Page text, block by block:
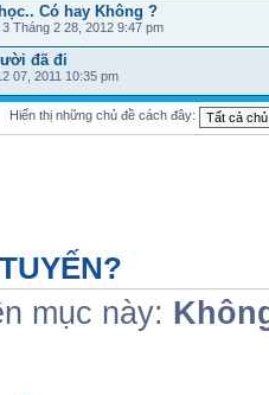
Có hay Không ?
Tháng 2 28, 2012 9:47 pm
đã đi
07, 2011 10:35 pm
Hiển thị những chủ đề cách đây:
mục này: